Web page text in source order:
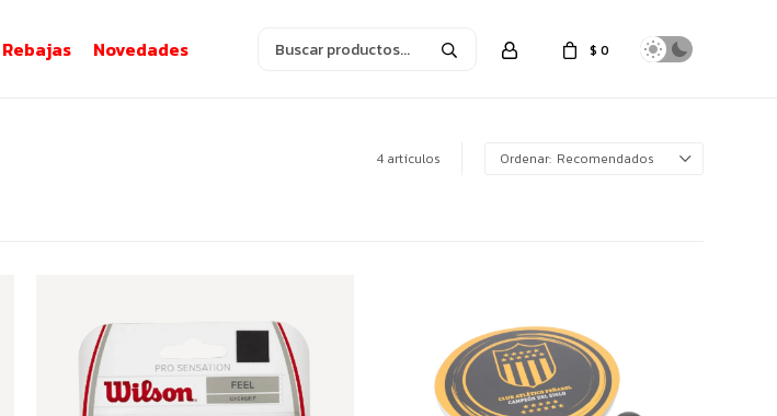
Rebajas Novedades $ 0
4 artículos Recomendados